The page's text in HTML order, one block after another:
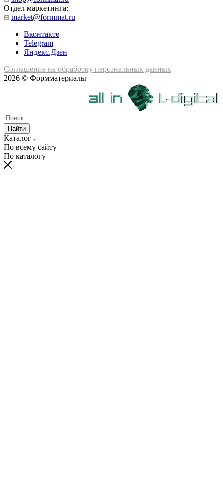
Отдел маркетинга:
market@formmat.ru
Вконтакте
Telegram
Яндекс.Дзен
Соглашение на обработку персональных данных
2026 © Формматериалы
Найти
Каталог
По всему сайту
По каталогу